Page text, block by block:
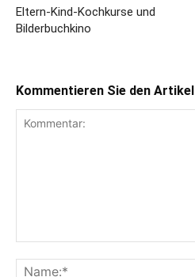
Eltern-Kind-Kochkurse und
Bilderbuchkino
Kommentieren Sie den Artikel